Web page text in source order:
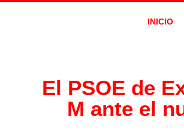
INICIO
El PSOE de
M ante el